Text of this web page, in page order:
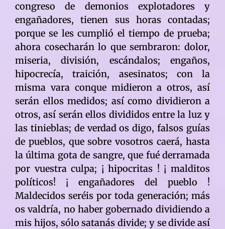
congreso de demonios explotadores y
engañadores, tienen sus horas contadas;
porque se les cumplió el tiempo de prueba;
ahora cosecharán lo que sembraron: dolor,
miseria, división, escándalos; engaños,
hipocrecía, traición, asesinatos; con la
misma vara conque midieron a otros, así
serán ellos medidos; así como dividieron a
otros, así serán ellos divididos entre la luz y
las tinieblas; de verdad os digo, falsos guías
de pueblos, que sobre vosotros caerá, hasta
la última gota de sangre, que fué derramada
por vuestra culpa; ¡ hipocritas ! ¡ malditos
políticos! ¡ engañadores del pueblo !
Maldecidos seréis por toda generación; más
os valdría, no haber gobernado dividiendo a
mis hijos, sólo satanás divide; y se divide así